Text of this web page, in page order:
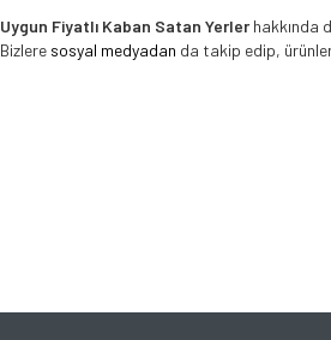
Uygun Fiyatlı Kaban Satan Yerlerhakkında
Bizlere sosyal medyadan da takip edip,